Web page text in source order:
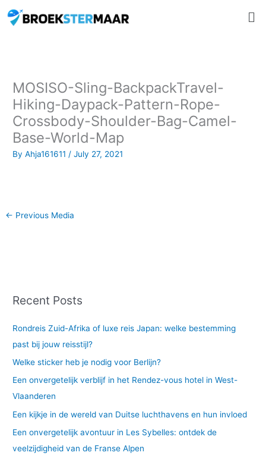
MOSISO-Sling-BackpackTravel-
Hiking-Daypack-Pattern-Rope-
Crossbody-Shoulder-Bag-Camel-
Base-World-Map
ByAhja161611/July 27, 2021
← Previous Media
Recent Posts
Rondreis Zuid-Afrika of luxe reis Japan: welke bestemming
past bij jouw reisstijl?
Welke sticker heb je nodig voor Berlijn?
Een onvergetelijk verblijf in het Rendez-vous hotel in West-
Vlaanderen
Een kijkje in de wereld van Duitse luchthavens en hun invloed
Een onvergetelijk avontuur in Les Sybelles: ontdek de
veelzijdigheid van de Franse Alpen